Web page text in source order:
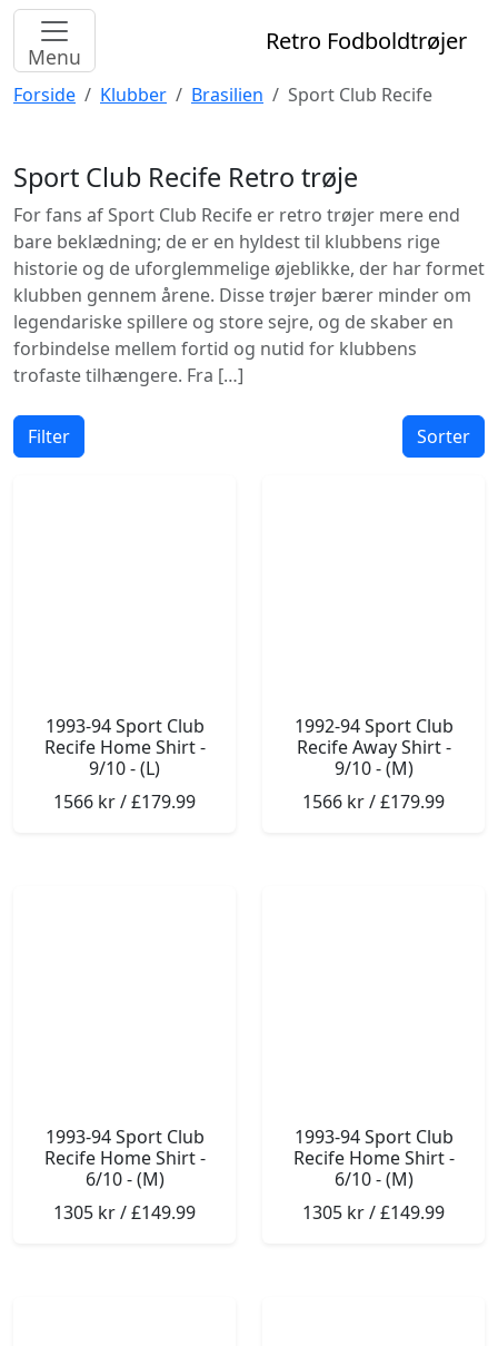
Menu
Retro Fodboldtrøjer
Forside Klubber Brasilien Sport Club Recife
Sport Club Recife Retro trøje
For fans af Sport Club Recife er retro trøjer mere end
bare beklædning; de er en hyldest til klubbens rige
historie og de uforglemmelige øjeblikke, der har formet
klubben gennem årene. Disse trøjer bærer minder om
legendariske spillere og store sejre, og de skaber en
forbindelse mellem fortid og nutid for klubbens
trofaste tilhængere. Fra […]
Filter Sorter
1993-94 Sport Club
Recife Home Shirt -
9/10 - (L)
1566 kr / £179.99
1992-94 Sport Club
Recife Away Shirt -
9/10 - (M)
1566 kr / £179.99
1993-94 Sport Club
Recife Home Shirt -
6/10 - (M)
1305 kr / £149.99
1993-94 Sport Club
Recife Home Shirt -
6/10 - (M)
1305 kr / £149.99